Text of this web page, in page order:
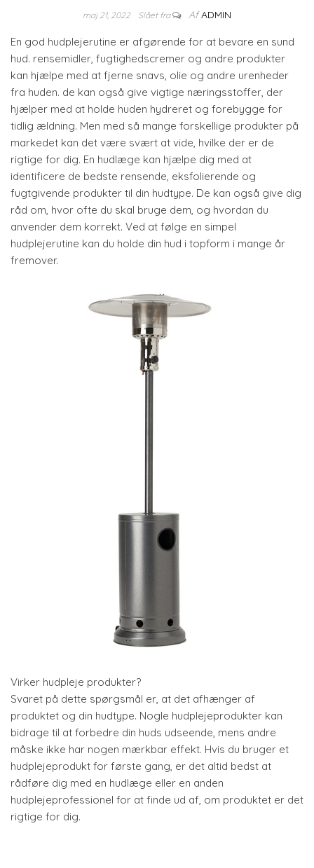
maj 21, 2022 Slået fra Af ADMIN
En god hudplejerutine er afgørende for at bevare en sund
hud. rensemidler, fugtighedscremer og andre produkter
kan hjælpe med at fjerne snavs, olie og andre urenheder
fra huden. de kan også give vigtige næringsstoffer, der
hjælper med at holde huden hydreret og forebygge for
tidlig ældning. Men med så mange forskellige produkter på
markedet kan det være svært at vide, hvilke der er de
rigtige for dig. En hudlæge kan hjælpe dig med at
identificere de bedste rensende, eksfolierende og
fugtgivende produkter til din hudtype. De kan også give dig
råd om, hvor ofte du skal bruge dem, og hvordan du
anvender dem korrekt. Ved at følge en simpel
hudplejerutine kan du holde din hud i topform i mange år
fremover.
Virker hudpleje produkter?
Svaret på dette spørgsmål er, at det afhænger af
produktet og din hudtype. Nogle hudplejeprodukter kan
bidrage til at forbedre din huds udseende, mens andre
måske ikke har nogen mærkbar effekt. Hvis du bruger et
hudplejeprodukt for første gang, er det altid bedst at
rådføre dig med en hudlæge eller en anden
hudplejeprofessionel for at finde ud af, om produktet er det
rigtige for dig.